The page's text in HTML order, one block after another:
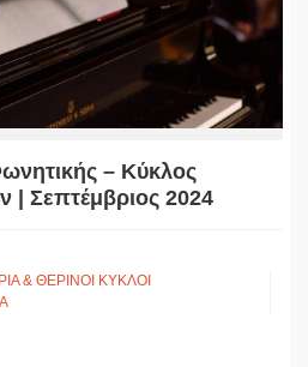
– Κύκλος
Σεπτέμβριος 2024
& ΘΕΡΙΝΟΙ ΚΥΚΛΟΙ